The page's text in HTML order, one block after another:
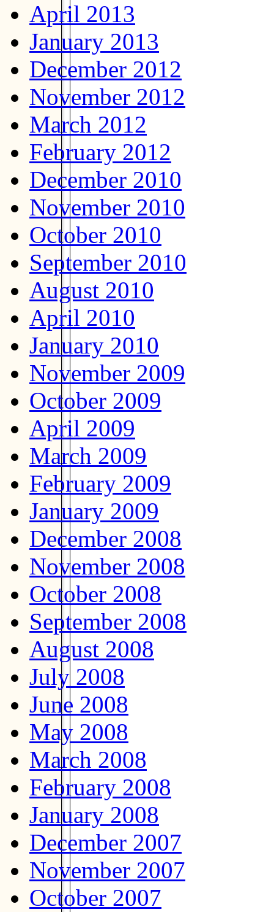
April 2013
January 2013
December 2012
November 2012
March 2012
February 2012
December 2010
November 2010
October 2010
September 2010
August 2010
April 2010
January 2010
November 2009
October 2009
April 2009
March 2009
February 2009
January 2009
December 2008
November 2008
October 2008
September 2008
August 2008
July 2008
June 2008
May 2008
March 2008
February 2008
January 2008
December 2007
November 2007
October 2007